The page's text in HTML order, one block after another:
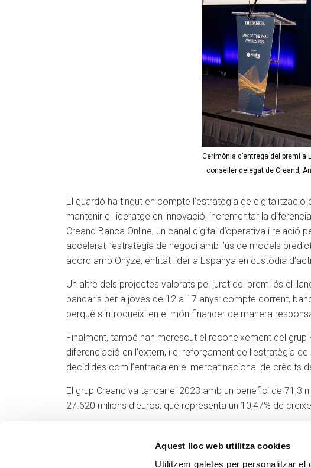
Aquest lloc web utilitza cookies
Utilitzem galetes per personalitzar
Cerimònia d’entrega del premi a
conseller delegat de Creand,
El guardó ha tingut en compte l’estratègia de
mantenir el lideratge en innovació, incrementar la
Creand Banca Online, un canal digital d’operativa i relació
accelerat l’estratègia de negoci amb l’ús de models
acord amb Onyze, entitat líder a Espanya en custòdia
Un altre dels projectes valorats pel jurat del premi és el
bancaris per a joves de 12 a 17 anys: compte corrent,
perquè s’introdueixi en el món financer de manera
Finalment, també han merescut el reconeixement del
diferenciació en l’extern, i el reforçament de l’estratègia
decidides com l’entrada en el mercat nacional de crèdits
El grup Creand va tancar el 2023 amb un benefici de 71,3
27.620 milions d’euros, que representa un 10,47% de